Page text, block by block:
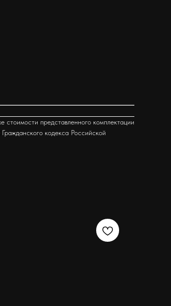
представленного комплектации
кодекса Российской